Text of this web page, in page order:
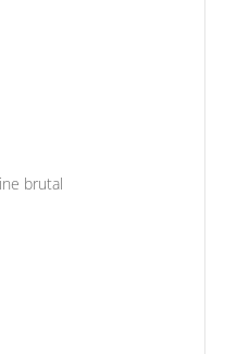
brutal